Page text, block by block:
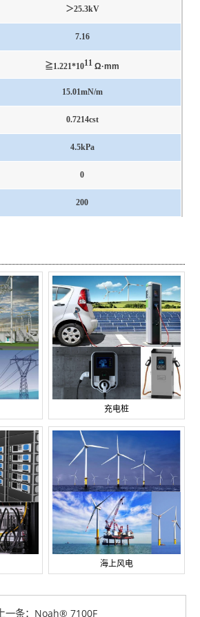
＞25.3kV
7.16
≧1.221*1011 Ω·mm
15.01mN/m
0.7214cst
4.5kPa
0
200
充电桩
海上风电
上一条：Noah® 7100F